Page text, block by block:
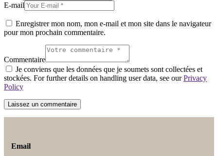
E-mail
Enregistrer mon nom, mon e-mail et mon site dans le navigateur
pour mon prochain commentaire.
Commentaire
Je conviens que les données que je soumets sont collectées et
stockées. For further details on handling user data, see ourPrivacy
Policy
Email